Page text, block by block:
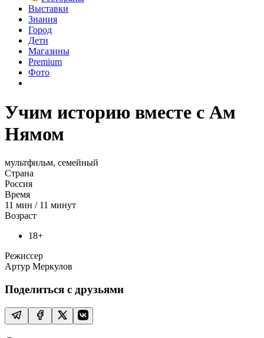
Выставки
Знания
Город
Дети
Магазины
Premium
Фото
Учим историю вместе с Ам
Нямом
мультфильм, семейный
Страна
Россия
Время
11 мин / 11 минут
Возраст
18+
Режиссер
Артур Меркулов
Поделиться с друзьями